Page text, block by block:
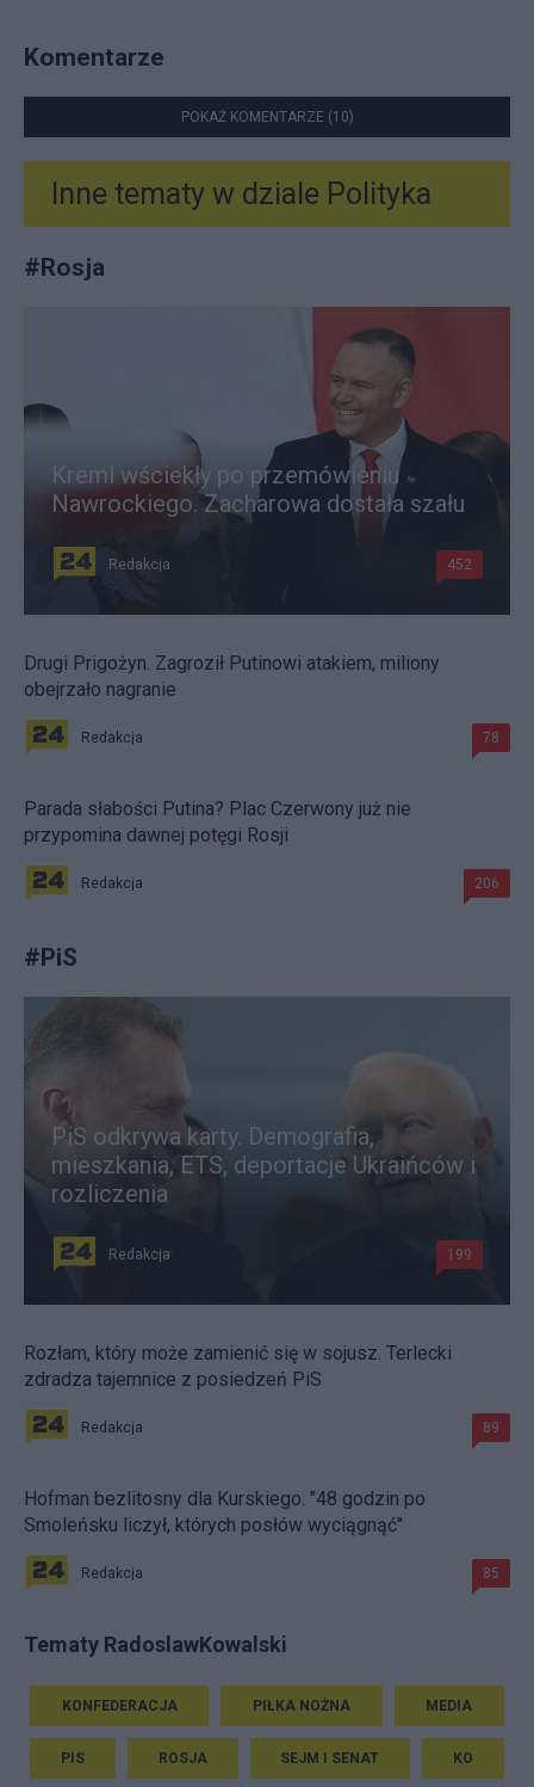
Komentarze
POKAŻ KOMENTARZE (10)
Inne tematy w dziale Polityka
#Rosja
Kreml wściekły po przemówieniu
Nawrockiego. Zacharowa dostała szału
Redakcja 452
Drugi Prigożyn. Zagroził Putinowi atakiem, miliony
obejrzało nagranie
Redakcja 78
Parada słabości Putina? Plac Czerwony już nie
przypomina dawnej potęgi Rosji
Redakcja 206
#PiS
PiS odkrywa karty. Demografia,
mieszkania, ETS, deportacje Ukraińców i
rozliczenia
Redakcja 199
Rozłam, który może zamienić się w sojusz. Terlecki
zdradza tajemnice z posiedzeń PiS
Redakcja 89
Hofman bezlitosny dla Kurskiego. "48 godzin po
Smoleńsku liczył, których posłów wyciągnąć"
Redakcja 85
Tematy RadoslawKowalski
KONFEDERACJA PIŁKA NOŻNA MEDIA
PIS ROSJA SEJM I SENAT KO